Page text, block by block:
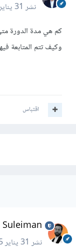
نشر31 يناير 2025
كم هي مدة الدورة
وكيف تتم المتابعة فيها
اقتباس
نشر31 يناير 2025